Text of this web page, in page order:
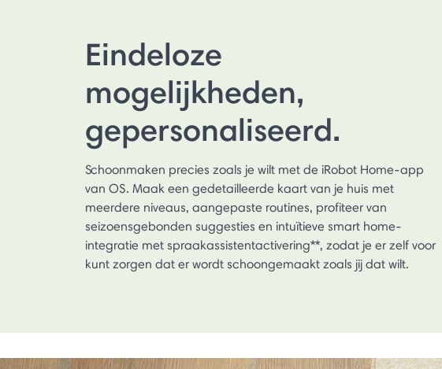
Eindeloze
mogelijkheden,
gepersonaliseerd.
Schoonmaken precies zoals je wilt met de iRobot Home-app
van OS. Maak een gedetailleerde kaart van je huis met
meerdere niveaus, aangepaste routines, profiteer van
seizoensgebonden suggesties en intuïtieve smart home-
integratie met spraakassistentactivering**, zodat je er zelf voor
kunt zorgen dat er wordt schoongemaakt zoals jij dat wilt.